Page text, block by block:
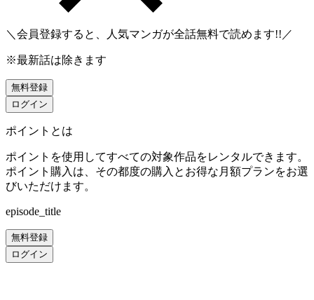
＼会員登録すると、人気マンガが全話無料で読めます!!／
※最新話は除きます
無料登録
ログイン
ポイントとは
ポイントを使用してすべての対象作品をレンタルできます。
ポイント購入は、その都度の購入とお得な月額プランをお選
びいただけます。
episode_title
無料登録
ログイン